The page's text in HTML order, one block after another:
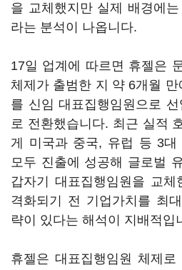
을 교체했지만 실제 배경에
라는 분석이 나옵니다.
17일 업계에 따르면 휴젤은
체제가 출범한 지 약 6개월
를 신임 대표집행임원으로
로 전환했습니다. 최근 실적
게 미국과 중국, 유럽 등 3대
모두 진출에 성공해 글로벌
갑자기 대표집행임원을 교
격화되기 전 기업가치를 최
략이 있다는 해석이 지배적입
휴젤은 대표집행임원 체제로